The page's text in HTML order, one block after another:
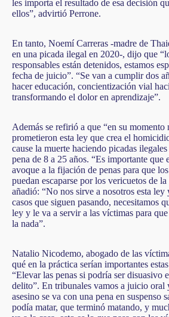
les importa el resultado de esa decisión
ellos”, advirtió Perrone.
En tanto, Noemí Carreras -madre de
en una picada ilegal en 2020-, dijo que
responsables están detenidos, estamos
fecha de juicio”. “Se van a cumplir dos
hacer educación, concientización vial
transformando el dolor en aprendizaje”.
Además se refirió a que “en su momento
prometieron esta ley que crea el
cause la muerte haciendo picadas
pena de 8 a 25 años. “Es importante que
avoque a la fijación de penas para que
puedan escaparse por los vericuetos de
añadió: “No nos sirve a nosotros esta ley
casos que siguen pasando, necesitamos
ley y le va a servir a las víctimas para
la nada”.
Natalio Nicodemo, abogado de las
qué en la práctica serían importantes
“Elevar las penas si podría ser disuasivo
delito”. En tribunales vamos a juicio oral
asesino se va con una pena en suspenso
podía matar, que terminó matando, y